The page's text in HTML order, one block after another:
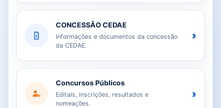
CONCESSÃO CEDAE
Informações e documentos da concessão
da CEDAE.
›
Concursos Públicos
Editais, inscrições, resultados e
nomeações.
›